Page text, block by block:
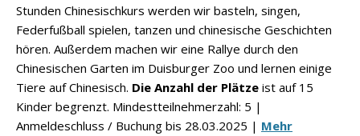
Stunden Chinesischkurs werden wir basteln, singen,
Federfußball spielen, tanzen und chinesische Geschichten
hören. Außerdem machen wir eine Rallye durch den
Chinesischen Garten im Duisburger Zoo und lernen einige
Tiere auf Chinesisch. Die Anzahl der Plätze ist auf 15
Kinder begrenzt. Mindestteilnehmerzahl: 5 |
Anmeldeschluss / Buchung bis 28.03.2025 | Mehr